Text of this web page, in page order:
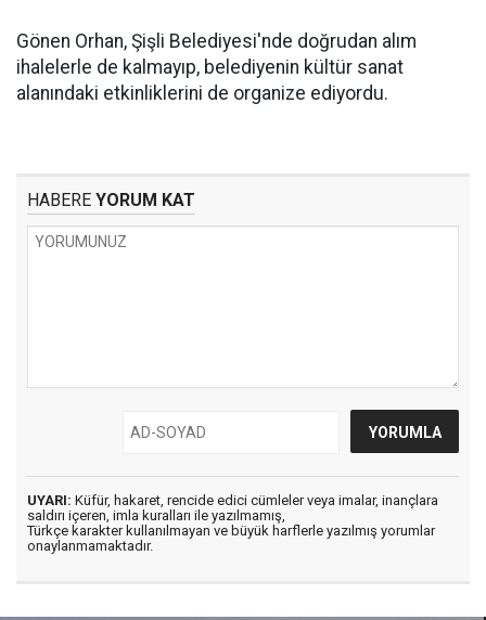
Gönen Orhan, Şişli Belediyesi'nde doğrudan alım
ihalelerle de kalmayıp, belediyenin kültür sanat
alanındaki etkinliklerini de organize ediyordu.
HABERE YORUM KAT
UYARI: Küfür, hakaret, rencide edici cümleler veya imalar, inançlara
saldırı içeren, imla kuralları ile yazılmamış,
Türkçe karakter kullanılmayan ve büyük harflerle yazılmış yorumlar
onaylanmamaktadır.